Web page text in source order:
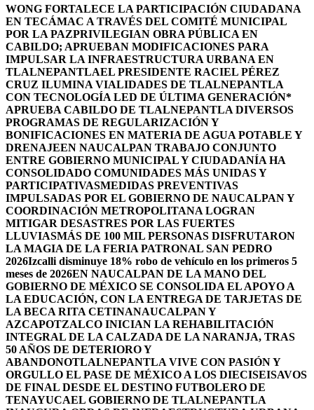
WONG FORTALECE LA PARTICIPACIÓN CIUDADANA
EN TECÁMAC A TRAVÉS DEL COMITÉ MUNICIPAL
POR LA PAZPRIVILEGIAN OBRA PÚBLICA EN
CABILDO; APRUEBAN MODIFICACIONES PARA
IMPULSAR LA INFRAESTRUCTURA URBANA EN
TLALNEPANTLAEL PRESIDENTE RACIEL PÉREZ
CRUZ ILUMINA VIALIDADES DE TLALNEPANTLA
CON TECNOLOGÍA LED DE ÚLTIMA GENERACIÓN*
APRUEBA CABILDO DE TLALNEPANTLA DIVERSOS
PROGRAMAS DE REGULARIZACIÓN Y
BONIFICACIONES EN MATERIA DE AGUA POTABLE Y
DRENAJEEN NAUCALPAN TRABAJO CONJUNTO
ENTRE GOBIERNO MUNICIPAL Y CIUDADANÍA HA
CONSOLIDADO COMUNIDADES MÁS UNIDAS Y
PARTICIPATIVASMEDIDAS PREVENTIVAS
IMPULSADAS POR EL GOBIERNO DE NAUCALPAN Y
COORDINACIÓN METROPOLITANA LOGRAN
MITIGAR DESASTRES POR LAS FUERTES
LLUVIASMÁS DE 100 MIL PERSONAS DISFRUTARON
LA MAGIA DE LA FERIA PATRONAL SAN PEDRO
2026Izcalli disminuye 18% robo de vehículo en los primeros 5
meses de 2026EN NAUCALPAN DE LA MANO DEL
GOBIERNO DE MÉXICO SE CONSOLIDA EL APOYO A
LA EDUCACIÓN, CON LA ENTREGA DE TARJETAS DE
LA BECA RITA CETINANAUCALPAN Y
AZCAPOTZALCO INICIAN LA REHABILITACIÓN
INTEGRAL DE LA CALZADA DE LA NARANJA, TRAS
50 AÑOS DE DETERIORO Y
ABANDONOTLALNEPANTLA VIVE CON PASIÓN Y
ORGULLO EL PASE DE MÉXICO A LOS DIECISEISAVOS
DE FINAL DESDE EL DESTINO FUTBOLERO DE
TENAYUCAEL GOBIERNO DE TLALNEPANTLA